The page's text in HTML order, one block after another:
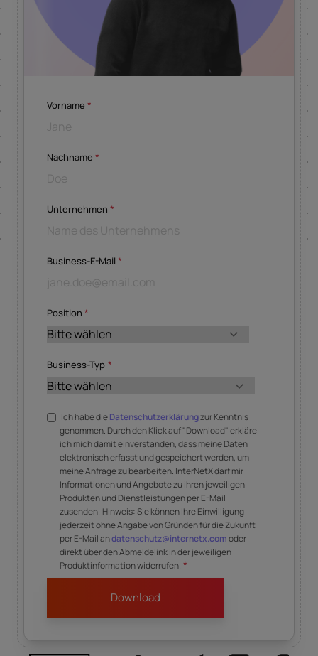
Vorname *
Nachname *
Unternehmen *
Business-E-Mail*
Position *
Business-Typ *
Ich habe dieDatenschutzerklärungzur Kenntnis
genommen. Durch den Klick auf "Download" erkläre
ich mich damit einverstanden, dass meine Daten
elektronisch erfasst und gespeichert werden, um
meine Anfrage zu bearbeiten. InterNetX darf mir
Informationen und Angebote zu ihren jeweiligen
Produkten und Dienstleistungen per E-Mail
zusenden. Hinweis: Sie können Ihre Einwilligung
jederzeit ohne Angabe von Gründen für die Zukunft
per E-Mail andatenschutz@internetx.comoder
direkt über den Abmeldelink in der jeweiligen
Produktinformation widerrufen. *
Unser Content wird inspiriert durch unsere